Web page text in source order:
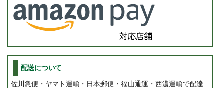
配送について
佐川急便・ヤマト運輸・日本郵便・福山通運・西濃運輸で配達